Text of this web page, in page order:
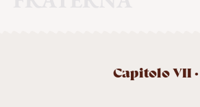
Capitolo VII